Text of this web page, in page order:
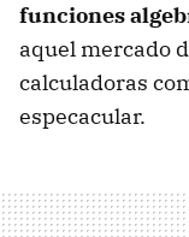
funciones
aquel mercado
calculadoras
especacular.